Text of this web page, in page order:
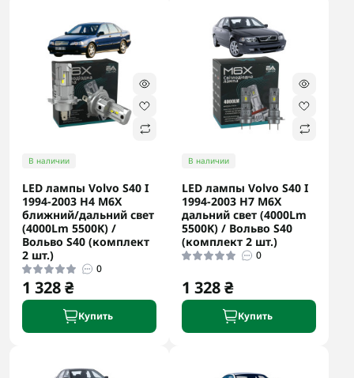
В наличии
LED лампы Volvo S40 I
1994-2003 H4 M6X
ближний/дальний свет
(4000Lm 5500K) /
Вольво S40 (комплект
2 шт.)
0
1 328 ₴
Купить
В наличии
LED лампы Volvo S40 I
1994-2003 H7 M6X
дальний свет (4000Lm
5500K) / Вольво S40
(комплект 2 шт.)
0
1 328 ₴
Купить